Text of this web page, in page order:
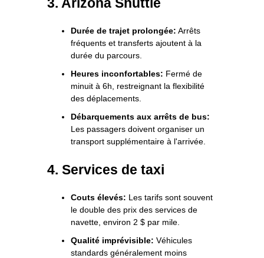
Durée de trajet prolongée: Arrêts
fréquents et transferts ajoutent à la
durée du parcours.
Heures inconfortables: Fermé de
minuit à 6h, restreignant la flexibilité
des déplacements.
Débarquements aux arrêts de bus:
Les passagers doivent organiser un
transport supplémentaire à l'arrivée.
4. Services de taxi
Couts élevés: Les tarifs sont souvent
le double des prix des services de
navette, environ 2 $ par mile.
Qualité imprévisible: Véhicules
standards généralement moins